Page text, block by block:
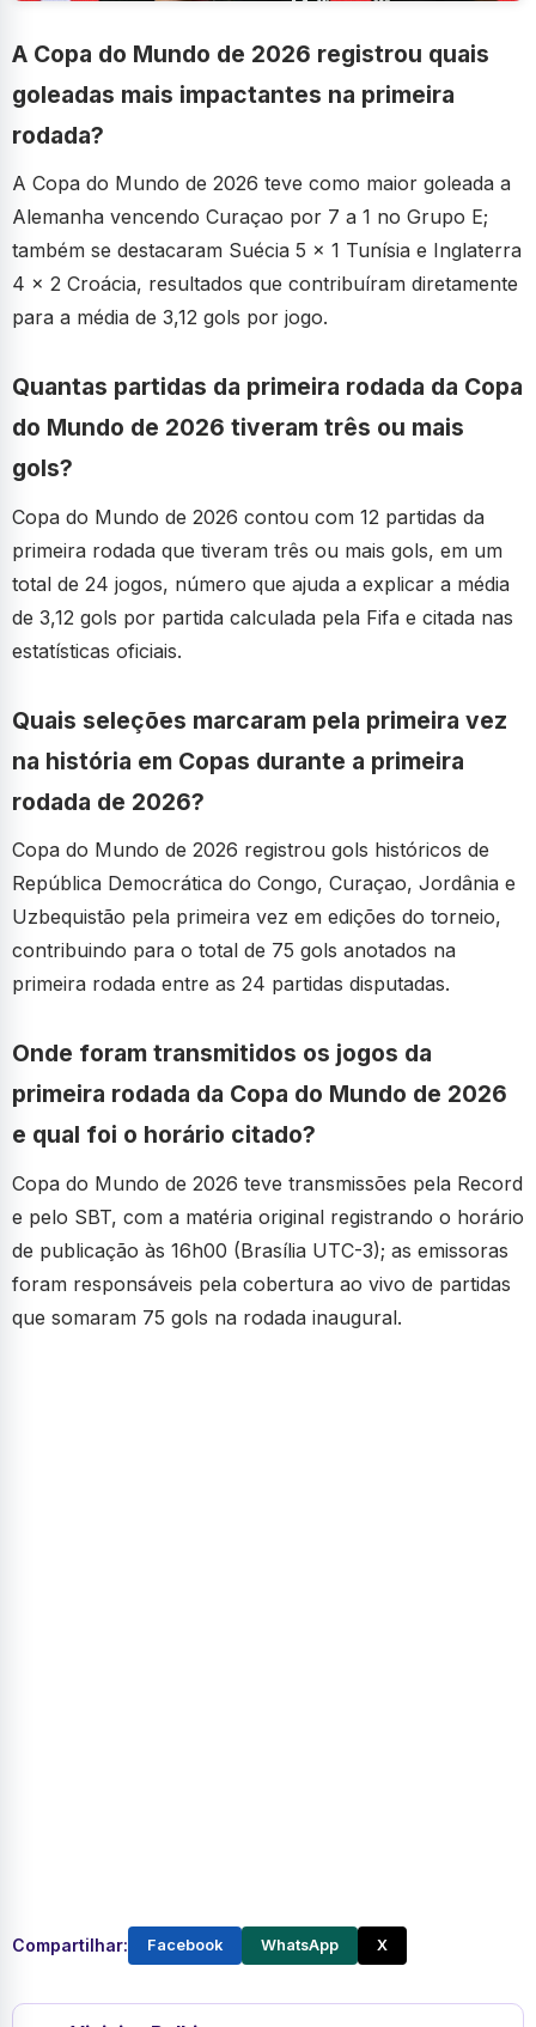
A Copa do Mundo de 2026 registrou quais
goleadas mais impactantes na primeira
rodada?
A Copa do Mundo de 2026 teve como maior goleada a
Alemanha vencendo Curaçao por 7 a 1 no Grupo E;
também se destacaram Suécia 5 x 1 Tunísia e Inglaterra
4 x 2 Croácia, resultados que contribuíram diretamente
para a média de 3,12 gols por jogo.
Quantas partidas da primeira rodada da Copa
do Mundo de 2026 tiveram três ou mais
gols?
Copa do Mundo de 2026 contou com 12 partidas da
primeira rodada que tiveram três ou mais gols, em um
total de 24 jogos, número que ajuda a explicar a média
de 3,12 gols por partida calculada pela Fifa e citada nas
estatísticas oficiais.
Quais seleções marcaram pela primeira vez
na história em Copas durante a primeira
rodada de 2026?
Copa do Mundo de 2026 registrou gols históricos de
República Democrática do Congo, Curaçao, Jordânia e
Uzbequistão pela primeira vez em edições do torneio,
contribuindo para o total de 75 gols anotados na
primeira rodada entre as 24 partidas disputadas.
Onde foram transmitidos os jogos da
primeira rodada da Copa do Mundo de 2026
e qual foi o horário citado?
Copa do Mundo de 2026 teve transmissões pela Record
e pelo SBT, com a matéria original registrando o horário
de publicação às 16h00 (Brasília UTC-3); as emissoras
foram responsáveis pela cobertura ao vivo de partidas
que somaram 75 gols na rodada inaugural.
Compartilhar: Facebook WhatsApp X